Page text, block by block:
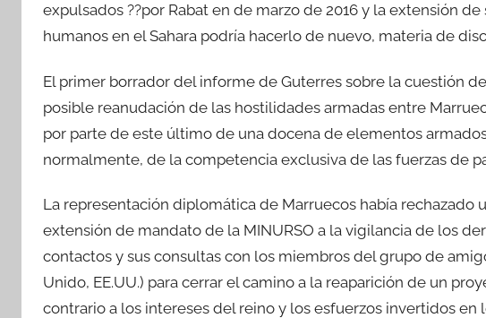
expulsados ??por Rabat en de marzo de 2016 y la extensión
humanos en el Sahara podría hacerlo de nuevo, materia de
El primer borrador del informe de Guterres sobre la cuestión
posible reanudación de las hostilidades armadas entre
por parte de este último de una docena de elementos
normalmente, de la competencia exclusiva de las fuerzas de
La representación diplomática de Marruecos había rechazado
extensión de mandato de la MINURSO a la vigilancia de los
contactos y sus consultas con los miembros del grupo de
Unido, EE.UU.) para cerrar el camino a la reaparición de un
contrario a los intereses del reino y los esfuerzos invertidos